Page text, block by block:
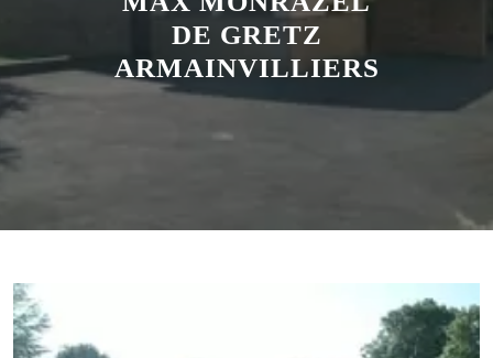
DE GRETZ
ARMAINVILLIERS